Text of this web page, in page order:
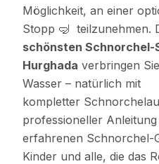
Möglichkeit, an einer
Stopp 🤿 teilzunehmen.
schönsten Schnorchel-
Hurghada verbringen
Wasser – natürlich mit
kompletter
professioneller
erfahrenen Schnorchel-
Kinder und alle, die das